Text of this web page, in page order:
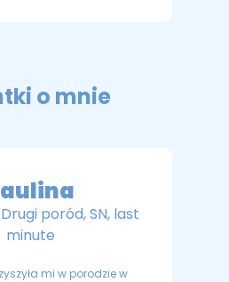
o mnie
poród, SN, last
minute
mi w porodzie w